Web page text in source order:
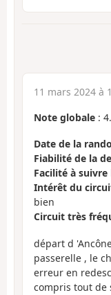
11 mars 2024 à
Note globale :
Date de la
Fiabilité de la
Facilité à
Intérêt du
bien
Circuit très
départ d
passerelle , le
erreur en
compris tout de